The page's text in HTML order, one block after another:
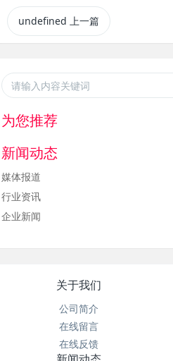
undefined 上一篇
为您推荐
新闻动态
媒体报道
行业资讯
企业新闻
关于我们
公司简介
在线留言
在线反馈